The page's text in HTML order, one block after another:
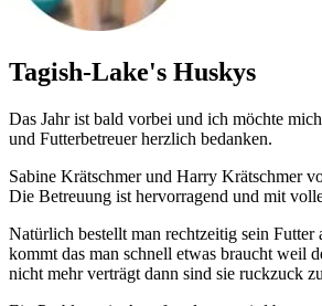
Tagish-Lake's Huskys
Das Jahr ist bald vorbei und ich möchte
und Futterbetreuer herzlich bedanken.
Sabine Krätschmer und Harry Krätschmer
Die Betreuung ist hervorragend und mit
Natürlich bestellt man rechtzeitig sein Futter
kommt das man schnell etwas braucht weil
nicht mehr verträgt dann sind sie ruckzuck